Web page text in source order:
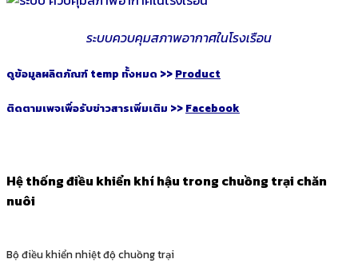
ระบบควบคุมสภาพอากาศในโรงเรือน
ดูข้อมูลผลิตภัณฑ์ temp ทั้งหมด >> Product
ติดตามเพจเพื่อรับข่าวสารเพิ่มเติม >> Facebook
Hệ thống điều khiển khí hậu trong chuồng trại chăn
nuôi
Bộ điều khiển nhiệt độ chuồng trại